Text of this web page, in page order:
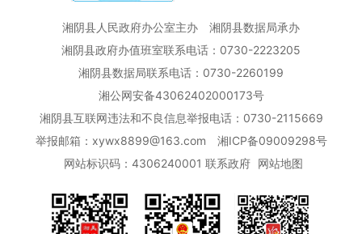
湘阴县人民政府办公室主办
湘阴县数据局承办
湘阴县政府办值班室联系电话：0730-2223205
湘阴县数据局联系电话：0730-2260199
湘公网安备43062402000173号
湘阴县互联网违法和不良信息举报电话：0730-2115669
举报邮箱：xywx8899@163.com
湘ICP备09009298号
网站标识码：4306240001 联系政府 网站地图